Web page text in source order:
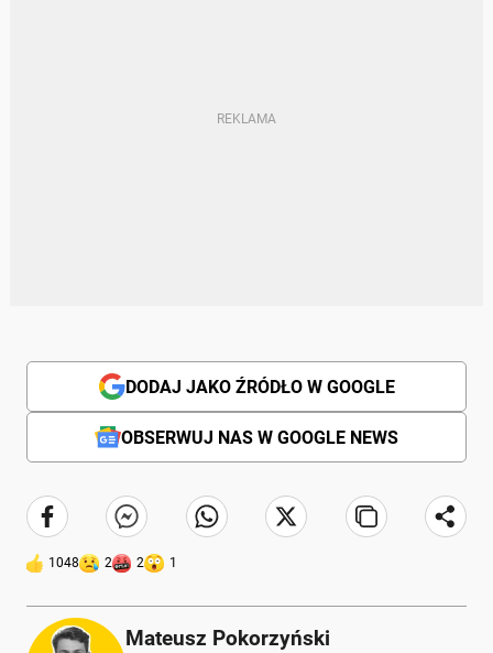
DODAJ JAKO ŹRÓDŁO W GOOGLE
OBSERWUJ NAS W GOOGLE NEWS
1048 2 2 1
Mateusz Pokorzyński